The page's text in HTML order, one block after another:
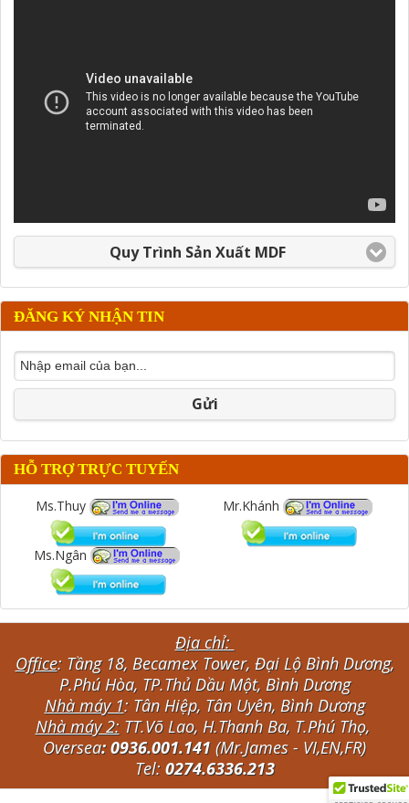
Quy Trình Sản Xuất MDF
ĐĂNG KÝ NHẬN TIN
Gửi
HỖ TRỢ TRỰC TUYẾN
Ms.Thuy Mr.Khánh
Ms.Ngân
Địa chỉ:
Office: Tầng 18, Becamex Tower, Đại Lộ Bình Dương,
P.Phú Hòa, TP.Thủ Dầu Một, Bình Dương
Nhà máy 1: Tân Hiệp, Tân Uyên, Bình Dương
Nhà máy 2:TT.Võ Lao, H.Thanh Ba, T.Phú Thọ,
Oversea: 0936.001.141 (Mr.James - VI,EN,FR)
Tel: 0274.6336.213